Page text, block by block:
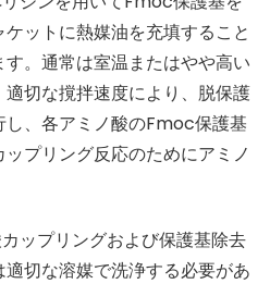
ットに熱媒油を充填すること
。通常は室温またはやや高い
切な撹拌速度により、脱保護
、各アミノ酸のFmoc保護基
プリング反応のためにアミノ
ップリングおよび保護基除去
切な溶媒で洗浄する必要があ